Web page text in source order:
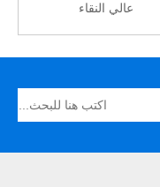
عالي النقاء